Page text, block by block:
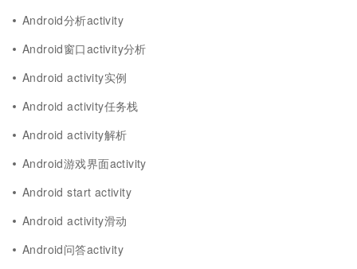
Android分析activity
Android窗口activity分析
Android activity实例
Android activity任务栈
Android activity解析
Android游戏界面activity
Android start activity
Android activity滑动
Android问答activity